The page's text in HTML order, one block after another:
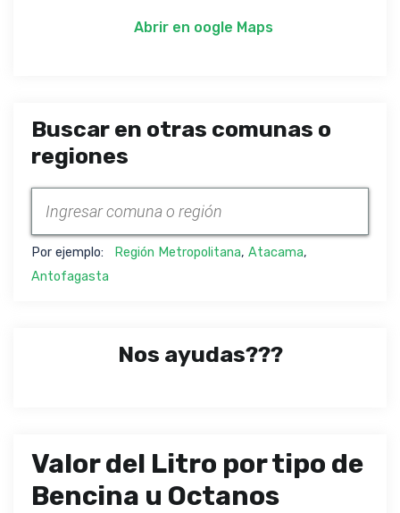
Abrir en oogle Maps
Buscar en otras comunas o
regiones
Por ejemplo: Región Metropolitana, Atacama,
Antofagasta
Nos ayudas???
Valor del Litro por tipo de
Bencina u Octanos